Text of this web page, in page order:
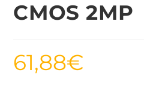
CMOS 2MP
61,88€